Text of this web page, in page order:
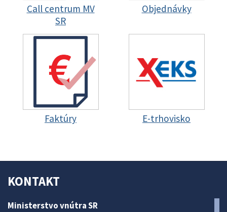
Call centrum MV
SR
Objednávky
Faktúry E-trhovisko
KONTAKT
Ministerstvo vnútra SR